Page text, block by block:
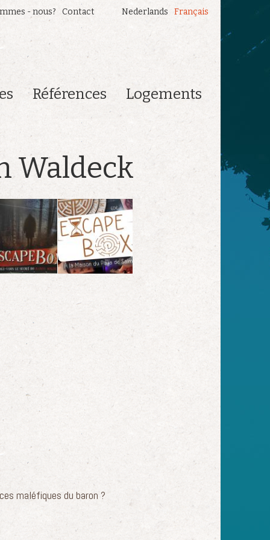
Nederlands Français
- nous? Contact
Références Logements
Waldeck
maléfiques du baron ?